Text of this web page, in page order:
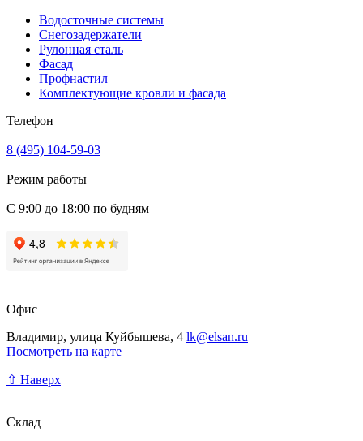
Водосточные системы
Снегозадержатели
Рулонная сталь
Фасад
Профнастил
Комплектующие кровли и фасада
Телефон
8 (495) 104-59-03
Режим работы
С 9:00 до 18:00 по будням
Офис
Владимир, улица Куйбышева, 4 lk@elsan.ru
Посмотреть на карте
⇧ Наверх
Склад